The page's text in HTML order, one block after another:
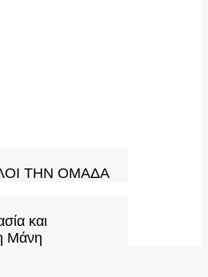
ΤΗΝ ΟΜΑΔΑ
και
Μάνη